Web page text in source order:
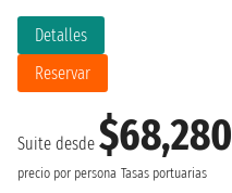
Suite desde $68,280
precio por persona Tasas portuarias
Detalles
Reservar